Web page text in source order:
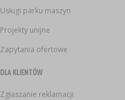
Usługi parku maszyn
Projekty unijne
Zapytania ofertowe
DLA KLIENTÓW
Zgłaszanie reklamacji